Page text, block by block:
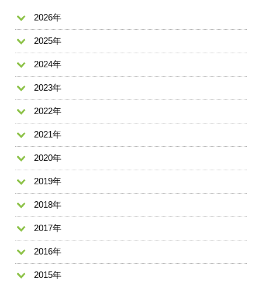
2026年
2025年
2024年
2023年
2022年
2021年
2020年
2019年
2018年
2017年
2016年
2015年